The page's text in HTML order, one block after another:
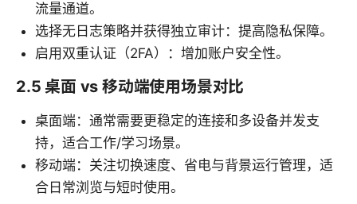
流量通道。
选择无日志策略并获得独立审计：提高隐私保障。
启用双重认证（2FA）：增加账户安全性。
2.5 桌面 vs 移动端使用场景对比
桌面端：通常需要更稳定的连接和多设备并发支
持，适合工作/学习场景。
移动端：关注切换速度、省电与背景运行管理，适
合日常浏览与短时使用。